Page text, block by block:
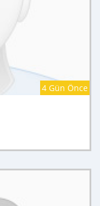
4 Gün Önce